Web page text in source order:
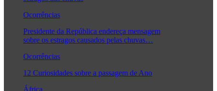
Ocorrências
Presidente da República endereça mensagem
sobre os estragos causados pelas chuvas…
Ocorrências
12 Curiosidades sobre a passagem de Ano
África